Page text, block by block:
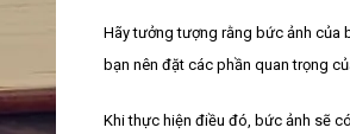
Hãy tưởng tượng rằng bức ảnh của
bạn nên đặt các phần quan trọng
Khi thực hiện điều đó, bức ảnh sẽ